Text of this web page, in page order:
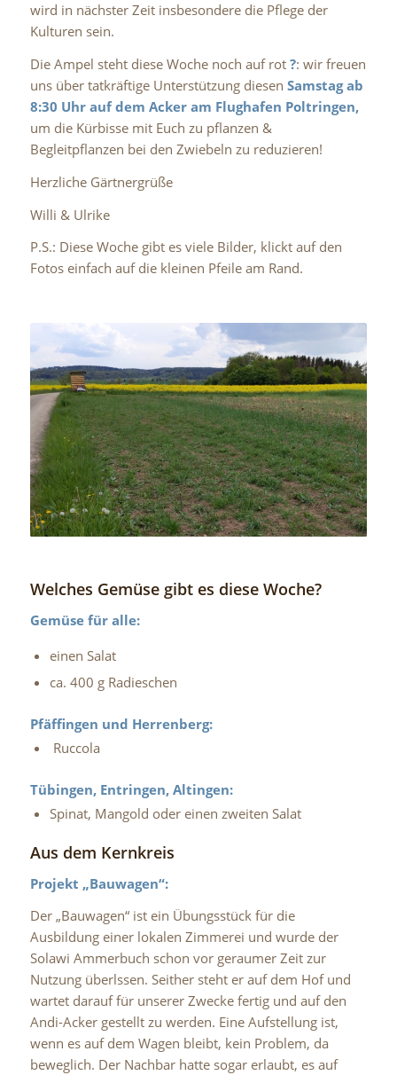
wird in nächster Zeit insbesondere die Pflege der
Kulturen sein.
Die Ampel steht diese Woche noch auf rot?: wir freuen
uns über tatkräftige Unterstützung diesen Samstag ab
8:30 Uhr auf dem Acker am Flughafen Poltringen,
um die Kürbisse mit Euch zu pflanzen &
Begleitpflanzen bei den Zwiebeln zu reduzieren!
Herzliche Gärtnergrüße
Willi & Ulrike
P.S.: Diese Woche gibt es viele Bilder, klickt auf den
Fotos einfach auf die kleinen Pfeile am Rand.
Welches Gemüse gibt es diese Woche?
Gemüse für alle:
einen Salat
ca. 400 g Radieschen
Pfäffingen und Herrenberg:
Ruccola
Tübingen, Entringen, Altingen:
Spinat, Mangold oder einen zweiten Salat
Aus dem Kernkreis
Projekt „Bauwagen“:
Der „Bauwagen“ ist ein Übungsstück für die
Ausbildung einer lokalen Zimmerei und wurde der
Solawi Ammerbuch schon vor geraumer Zeit zur
Nutzung überlssen. Seither steht er auf dem Hof und
wartet darauf für unserer Zwecke fertig und auf den
Andi-Acker gestellt zu werden. Eine Aufstellung ist,
wenn es auf dem Wagen bleibt, kein Problem, da
beweglich. Der Nachbar hatte sogar erlaubt, es auf